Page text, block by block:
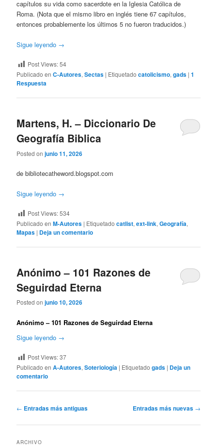
capítulos su vida como sacerdote en la Iglesia Católica de
Roma. (Nota que el mismo libro en inglés tiene 67 capítulos,
entonces probablemente los últimos 5 no fueron traducidos.)
Sigue leyendo →
Post Views:54
Publicado en C-Autores,Sectas | Etiquetado catolicismo,gads |1
Respuesta
Martens, H. – Diccionario De
Geografía Biblica
Posted onjunio 11, 2026
de bibliotecatheword.blogspot.com
Sigue leyendo →
Post Views:534
Publicado en M-Autores | Etiquetado catlist,ext-link,Geografía,
Mapas | Deja un comentario
Anónimo – 101 Razones de
Seguirdad Eterna
Posted onjunio 10, 2026
Anónimo – 101 Razones de Seguirdad Eterna
Sigue leyendo →
Post Views:37
Publicado en A-Autores,Soteriología | Etiquetado gads | Deja un
comentario
Navegación
entradas
← Entradas más antiguas Entradas más nuevas →
ARCHIVO